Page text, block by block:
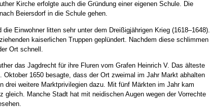
Kirche erfolgte auch die Gründung einer eigenen Schule. Die
Beiersdorf in die Schule gehen.
Einwohner litten sehr unter dem Dreißigjährigen Krieg (1618–1648).
kaiserlichen Truppen geplündert. Nachdem diese schlimmen
Ort schnell.
das Jagdrecht für ihre Fluren vom Grafen Heinrich V. Das älteste
Oktober 1650 besagte, dass der Ort zweimal im Jahr Markt abhalten
drei weitere Marktprivilegien dazu. Mit fünf Märkten im Jahr kam
gleich. Manche Stadt hat mit neidischen Augen wegen der Vorrechte